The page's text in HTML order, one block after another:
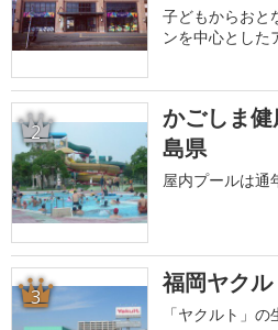
子どもからおと
ンを中心とした
2
かごしま
島県
屋内プールは通
3 福岡ヤク
「ヤクルト」